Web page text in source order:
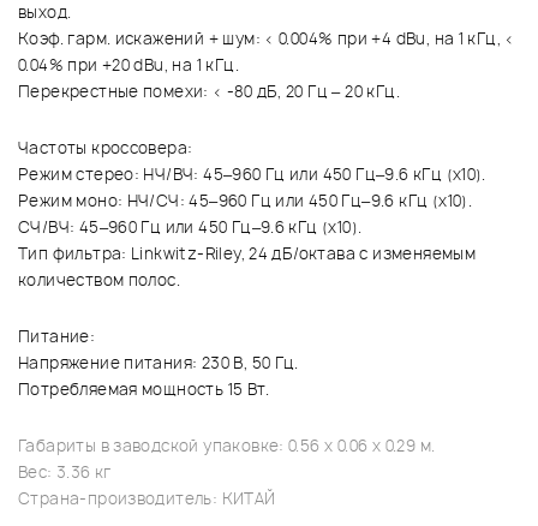
выход.
Коэф. гарм. искажений + шум: < 0.004% при +4 dBu, на 1 кГц, <
0.04% при +20 dBu, на 1 кГц.
Перекрестные помехи: < -80 дБ, 20 Гц – 20 кГц.
Частоты кроссовера:
Режим стерео: НЧ/ВЧ: 45–960 Гц или 450 Гц–9.6 кГц (x10).
Режим моно: НЧ/СЧ: 45–960 Гц или 450 Гц–9.6 кГц (x10).
СЧ/ВЧ: 45–960 Гц или 450 Гц–9.6 кГц (x10).
Тип фильтра: Linkwitz-Riley, 24 дБ/октава с изменяемым
количеством полос.
Питание:
Напряжение питания: 230 В, 50 Гц.
Потребляемая мощность 15 Вт.
Габариты в заводской упаковке: 0.56 x 0.06 x 0.29 м.
Вес: 3.36 кг
Страна-производитель: КИТАЙ